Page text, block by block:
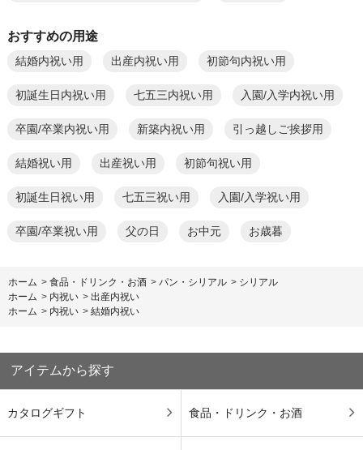
おすすめの用途
結婚内祝い用 出産内祝い用 初節句内祝い用
初誕生日内祝い用 七五三内祝い用 入園/入学内祝い用
卒園/卒業内祝い用 新築内祝い用 引っ越しご挨拶用
結婚祝い用 出産祝い用 初節句祝い用
初誕生日祝い用 七五三祝い用 入園/入学祝い用
卒園/卒業祝い用 父の日 お中元 お歳暮
ホーム > 食品・ドリンク・お酒 > パン・シリアル > シリアル
ホーム > 内祝い > 出産内祝い
ホーム > 内祝い > 結婚内祝い
アイテムから探す
カタログギフト 食品・ドリンク・お酒